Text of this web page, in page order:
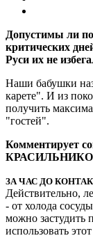
Допустимы ли
критических
Руси их не
Наши бабушки
карете". И из
получить
"гостей".
Комментирует
ЗА ЧАС ДО
Действительно,
- от холода
можно застудить
использовать